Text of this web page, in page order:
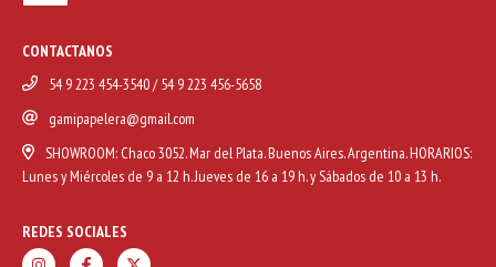
CONTACTANOS
54 9 223 454-3540 / 54 9 223 456-5658
gamipapelera@gmail.com
SHOWROOM: Chaco 3052. Mar del Plata. Buenos Aires. Argentina. HORARIOS:
Lunes y Miércoles de 9 a 12 h. Jueves de 16 a 19 h. y Sábados de 10 a 13 h.
REDES SOCIALES